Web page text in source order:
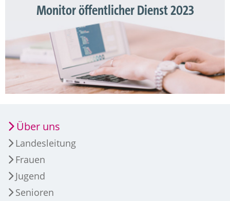
Monitor öffentlicher Dienst 2023
Über uns
Landesleitung
Frauen
Jugend
Senioren